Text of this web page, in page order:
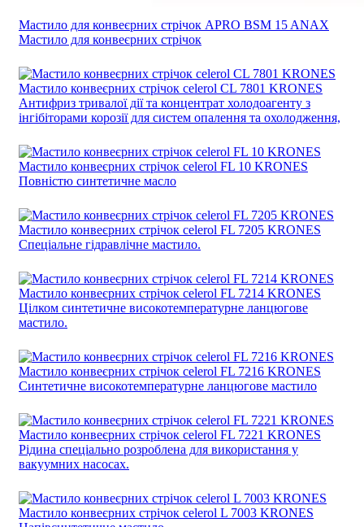
Мастило для конвеєрних стрічок APRO BSM 15 ANAX
Мастило для конвеєрних стрічок
Мастило конвеєрних стрічок celerol CL 7801 KRONES
Антифриз тривалої дії та концентрат холодоагенту з
інгібіторами корозії для систем опалення та охолодження,
Мастило конвеєрних стрічок celerol FL 10 KRONES
Повністю синтетичне масло
Мастило конвеєрних стрічок celerol FL 7205 KRONES
Спеціальне гідравлічне мастило.
Мастило конвеєрних стрічок celerol FL 7214 KRONES
Цілком синтетичне високотемпературне ланцюгове
мастило.
Мастило конвеєрних стрічок celerol FL 7216 KRONES
Синтетичне високотемпературне ланцюгове мастило
Мастило конвеєрних стрічок celerol FL 7221 KRONES
Рідина спеціально розроблена для використання у
вакуумних насосах.
Мастило конвеєрних стрічок celerol L 7003 KRONES